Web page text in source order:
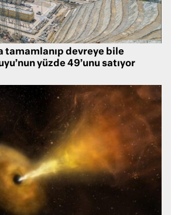
tamamlanıp devreye bile
yüzde 49’unu satıyor